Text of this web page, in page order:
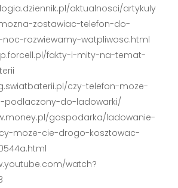
aktualnosci/artykuly
zostawiac-telefon-do-
rozwiewamy-watpliwosc.html
fakty-i-mity-na-temat-
czy-telefon-moze-
podlaczony-do-ladowarki/
gospodarka/ladowanie-
moze-cie-drogo-kosztowac-
watch?